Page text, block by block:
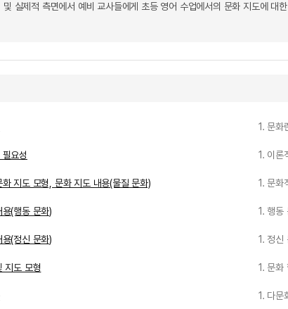
및 실제적 측면에서 예비 교사들에게 초등 영어 수업에서의 문화 지도에 대
1. 문화
요성 1. 이론
화 지도 모형, 문화 지도 내용(물질 문화) 1. 문화
(행동 문화) 1. 행동
(정신 문화) 1. 정신
지도 모형 1. 문화
1. 다문